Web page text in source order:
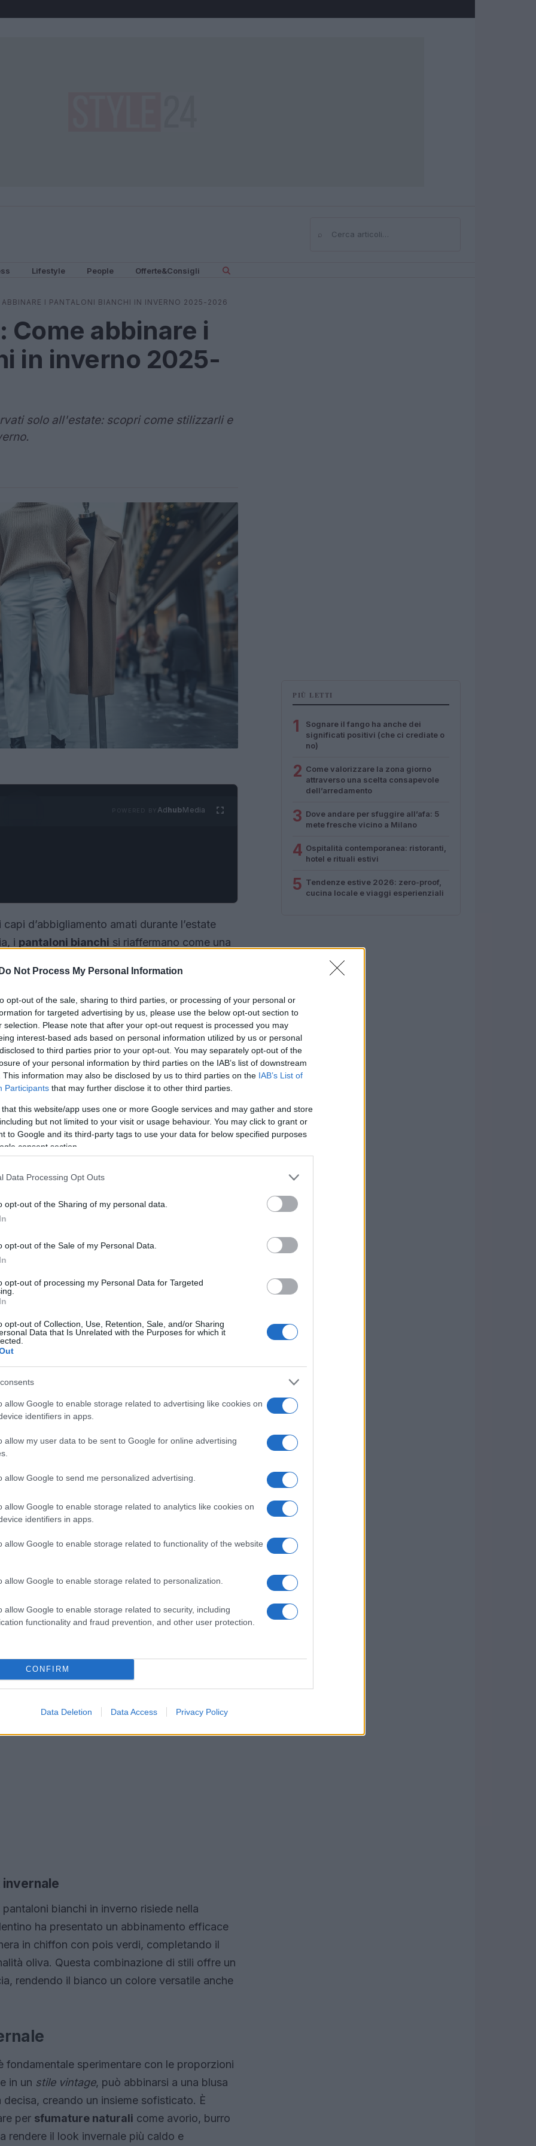
Do Not Process My Personal Information
opt-out of the sale, sharing to third parties, or processing of your personal or
for targeted advertising by us, please use the below opt-out section to
selection. Please note that after your opt-out request is processed you may
interest-based ads based on personal information utilized by us or personal
to third parties prior to your opt-out. You may separately opt-out of the
of your personal information by third parties on the IAB’s list of downstream
This information may also be disclosed by us to third parties on the IAB’s List of
Participants that may further disclose it to other third parties.
that this website/app uses one or more Google services and may gather and store
but not limited to your visit or usage behaviour. You may click to grant or
to Google and its third-party tags to use your data for below specified purposes
consent section.
Data Processing Opt Outs
opt-out of the Sharing of my personal data.
opt-out of the Sale of my Personal Data.
opt-out of processing my Personal Data for Targeted
opt-out of Collection, Use, Retention, Sale, and/or Sharing
Data that Is Unrelated with the Purposes for which it
allow Google to enable storage related to advertising like cookies on
identifiers in apps.
allow my user data to be sent to Google for online advertising
allow Google to send me personalized advertising.
allow Google to enable storage related to analytics like cookies on
identifiers in apps.
allow Google to enable storage related to functionality of the website
allow Google to enable storage related to personalization.
allow Google to enable storage related to security, including
functionality and fraud prevention, and other user protection.
CONFIRM
Data Deletion Data Access Privacy Policy
⌕Cerca
Lifestyle People Offerte&Consigli
I PANTALONI BIANCHI IN INVERNO 2025-2026
Come abbinare i
in inverno 2025-
solo all'estate: scopri come stilizzarli e
AdhubMedia
d’abbigliamento amati durante l’estate
i pantaloni bianchi si riaffermano come una
a innovazioni nello stile e nei materiali.
un tocco di luminosità anche nei giorni
si trasformano: i tessuti leggeri tipici
e flanelle più pesanti. Le linee diventano
a modelli che spaziano dal taglio rigoroso
il concetto di pantaloni bianchi
più audaci e sofisticate. Le passerelle
eleganza e un tocco di rigore. Un
Valentino
, che reinterpreta i pantaloni
richiamando il passato. I pantaloni,
alta e una gamba larga, si combinano
creando un look che è al contempo
invernale
bianchi in inverno risiede nella
ha presentato un abbinamento efficace
in chiffon con pois verdi, completando il
oliva. Questa combinazione di stili offre un
rendendo il bianco un colore versatile anche
fondamentale sperimentare con le proporzioni
in un stile vintage, può abbinarsi a una blusa
creando un insieme sofisticato. È
per sfumature naturali come avorio, burro
rendere il look invernale più caldo e
PIÙ LETTI
1
Sognare il fango ha anche dei
significati positivi (che ci crediate o
no)
2 Come valorizzare la zona giorno
attraverso una scelta consapevole
dell’arredamento
3 Dove andare per sfuggire all’afa: 5
mete fresche vicino a Milano
4 Ospitalità contemporanea: ristoranti,
hotel e rituali estivi
5 Tendenze estive 2026: zero-proof,
cucina locale e viaggi esperienziali